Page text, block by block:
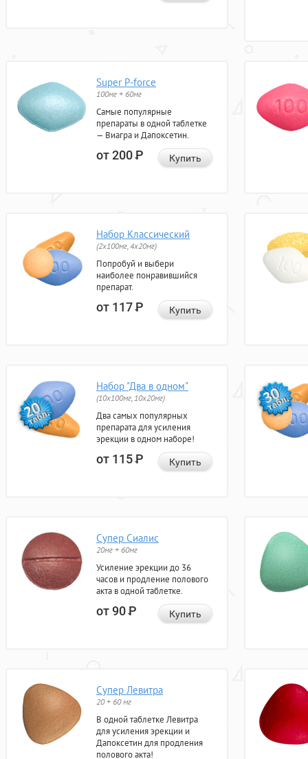
Super P-force
100мг + 60мг
Самые популярные
препараты в одной таблетке
— Виагра и Дапоксетин.
от 200Р Купить
Набор Классический
(2x100мг, 4x20мг)
Попробуй и выбери
наиболее понравившийся
препарат.
от 117Р Купить
Набор "Два в одном"
(10x100мг, 10x20мг)
Два самых популярных
препарата для усиления
эрекции в одном наборе!
от 115Р Купить
Супер Сиалис
20мг + 60мг
Усиление эрекции до 36
часов и продление полового
акта в одной таблетке.
от 90Р Купить
Супер Левитра
20 + 60 мг
В одной таблетке Левитра
для усиления эрекции и
Дапоксетин для продления
полового акта!